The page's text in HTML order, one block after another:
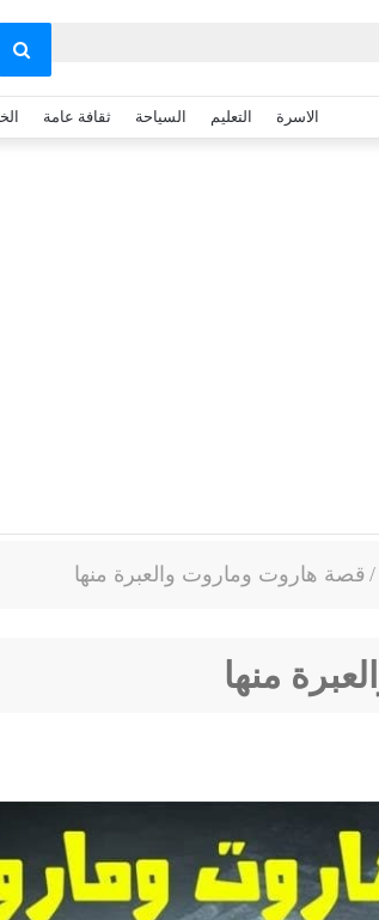
الاسرة التعليم السياحة ثقافة عامة
/ قصة هاروت وماروت والعبرة منها
منها